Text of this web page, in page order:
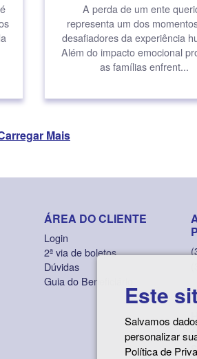
Este
Salvamos
personalizar
Política de
A perda de um ente
representa um dos
desafiadores da experiência
Além do impacto emocional
as famílias enfrent...
Mais
ÁREA DO CLIENTE
Login
2ª via de boletos
Dúvidas
Guia do Beneficiário